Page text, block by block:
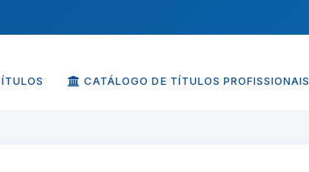
CATÁLOGO DE TÍTULOS PROFISSIONAIS